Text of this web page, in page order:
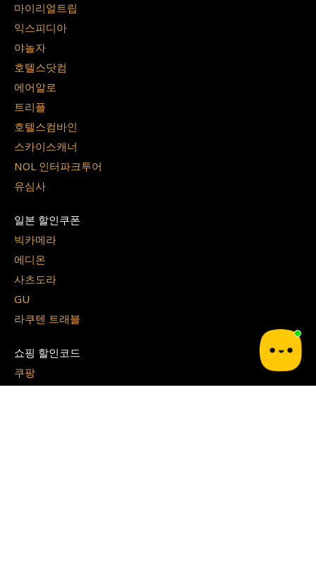
마이리얼트립
익스피디아
야놀자
호텔스닷컴
에어알로
트리플
호텔스컴바인
스카이스캐너
NOL 인터파크투어
유심사
일본 할인쿠폰
빅카메라
에디온
사츠도라
GU
라쿠텐 트래블
쇼핑 할인코드
쿠팡